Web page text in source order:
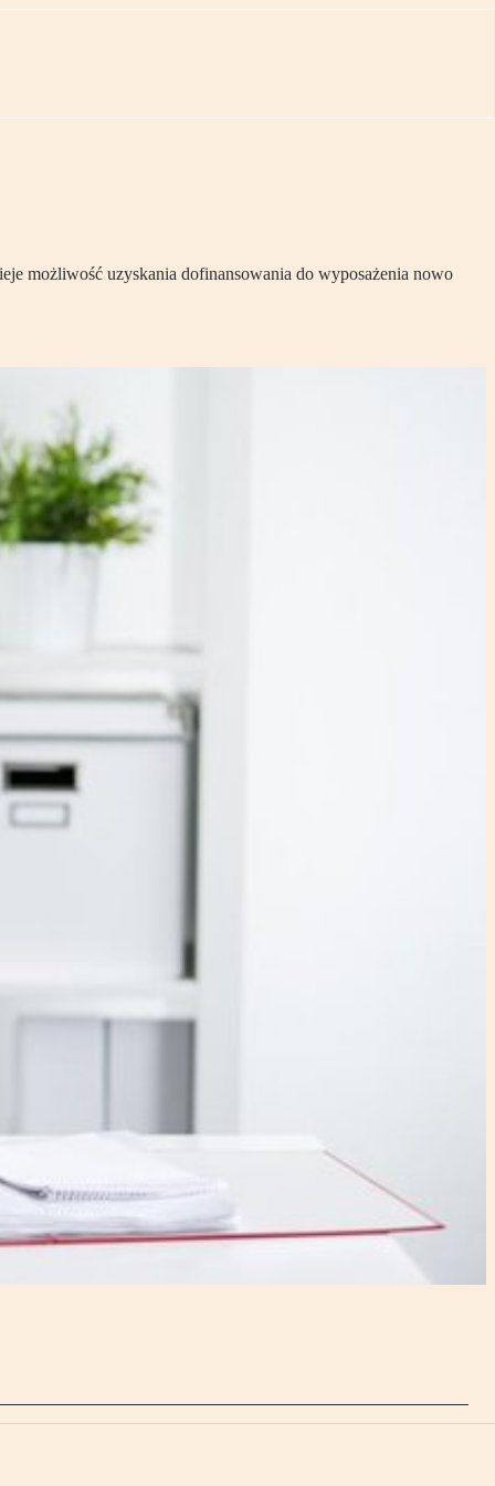
możliwość uzyskania dofinansowania do wyposażenia nowo